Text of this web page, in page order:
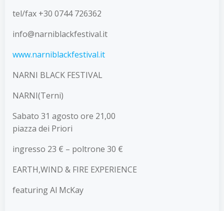
tel/fax +30 0744 726362
info@narniblackfestival.it
www.narniblackfestival.it
NARNI BLACK FESTIVAL
NARNI(Terni)
Sabato 31 agosto ore 21,00
piazza dei Priori
ingresso 23 € – poltrone 30 €
EARTH,WIND & FIRE EXPERIENCE
featuring Al McKay